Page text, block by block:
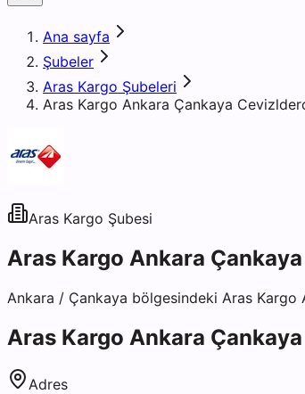
Ana sayfa
Şubeler
Aras Kargo Şubeleri
Aras Kargo Ankara Çankaya
Aras Kargo Şubesi
Aras Kargo Ankara
Ankara / Çankaya bölgesindeki Aras Kargo
Aras Kargo Ankara
Adres